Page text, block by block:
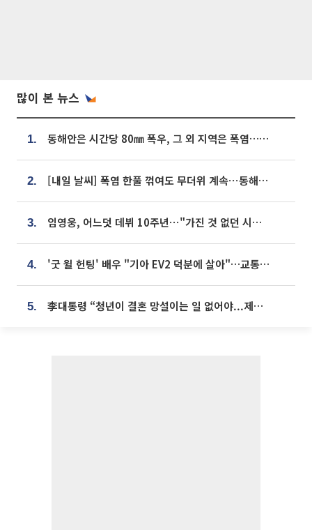
많이 본 뉴스
1. 동해안은 시간당 80㎜ 폭우, 그 외 지역은 폭염…‘극과 극 날씨’
2. [내일 날씨] 폭염 한풀 꺾여도 무더위 계속⋯동해안 이틀 연속 비
3. 임영웅, 어느덧 데뷔 10주년⋯"가진 것 없던 시절, 내 앞엔 20명의 팬뿐"
4. '굿 윌 헌팅' 배우 "기아 EV2 덕분에 살아"…교통사고 후 안전성 극찬
5. 李대통령 “청년이 결혼 망설이는 일 없어야...제도상 불이익 조사”